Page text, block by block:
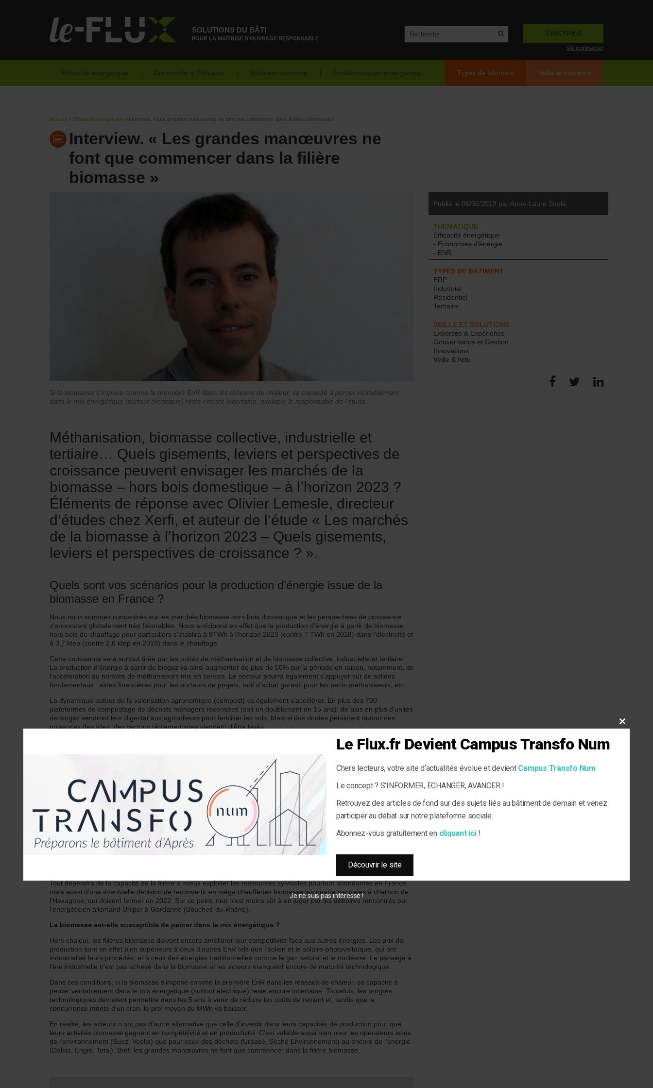
SOLUTIONS DU BÂTI
POUR LA MAÎTRISE D'OUVRAGE RESPONSABLE
S'ABONNER
se connecter
Efficacité énergétique Conformité & Polluants Bâtiment connecté Problématiques émergentes Types de bâtiment Veille et solutions
Accueil > Efficacité énergétique > Interview. « Les grandes manœuvres ne font que commencer dans la filière biomasse »
Interview. « Les grandes manœuvres ne
font que commencer dans la filière
biomasse »
Si la biomasse s’impose comme la première EnR dans les réseaux de chaleur, sa capacité à percer véritablement
dans le mix énergétique (surtout électrique) reste encore incertaine, explique le responsable de l'étude.
Méthanisation, biomasse collective, industrielle et
tertiaire… Quels gisements, leviers et perspectives de
croissance peuvent envisager les marchés de la
biomasse – hors bois domestique – à l’horizon 2023 ?
Éléments de réponse avec Olivier Lemesle, directeur
d’études chez Xerfi, et auteur de l’étude « Les marchés
de la biomasse à l’horizon 2023 – Quels gisements,
leviers et perspectives de croissance ? ».
Quels sont vos scénarios pour la production d’énergie issue de la
biomasse en France ?
Nous nous sommes concentrés sur les marchés biomasse hors bois domestique et les perspectives de croissance
s’annoncent globalement très favorables. Nous anticipons en effet que la production d’énergie à partir de biomasse
hors bois de chauffage pour particuliers s’établira à 9TWh à l’horizon 2023 (contre 7 TWh en 2018) dans l’électricité et
à 3,7 ktep (contre 2,6 ktep en 2018) dans le chauffage.
Cette croissance sera surtout tirée par les unités de méthanisation et de biomasse collective, industrielle et tertiaire.
La production d’énergie à partir de biogaz va ainsi augmenter de plus de 50% sur la période en raison, notamment, de
l’accélération du nombre de méthaniseurs mis en service. Le secteur pourra également s’appuyer sur de solides
fondamentaux : aides financières pour les porteurs de projets, tarif d’achat garanti pour les petits méthaniseurs, etc.
La dynamique autour de la valorisation agronomique (compost) va également s’accélérer. En plus des 700
plateformes de compostage de déchets ménagers recensées (soit un doublement en 15 ans), de plus en plus d’unités
de biogaz vendront leur digestat aux agriculteurs pour fertiliser les sols. Mais si des doutes persistent autour des
nuisances des sites, des verrous réglementaires viennent d’être levés.
La stratégie des pouvoirs publics s’oriente notamment vers un développement des procédés de méthanisation à la
ferme et des plateformes de compostage. Ce déploiement accéléré pose toutefois la question de l’approvisionnement.
La production de déchets ménagers et industriels tend en effet à diminuer tandis que la mobilisation des ressources
Dans ce contexte, comment sécuriser les approvisionnements ?
Des volumes restent à exploiter dans les effluents d’élevage et les résidus de culture. Mais affectés parfois par des
problèmes de pénuries ou de saisonnalité de certaines matières premières, les sites cherchent à sécuriser leurs
approvisionnements, entre autres en valorisant de nouveaux types de biomasse (plantes invasives, micro-algues,
sous-produits de la vigne…).
La mobilisation des biodéchets ménagers pour le compostage devrait également logiquement s’améliorer. Cette
nouvelle génération d’intrants restera cependant marginale à court terme et d’autres intrants complémentaires seront
Tout dépendra de la capacité de la filière à mieux exploiter les ressources sylvicoles pourtant abondantes en France
mais aussi d’une éventuelle décision de reconvertir en méga chaufferies biomasse les quatre centrales à charbon de
l’Hexagone, qui doivent fermer en 2022. Sur ce point, rien n’est moins sûr à en juger par les déboires rencontrés par
l’énergéticien allemand Uniper à Gardanne (Bouches-du-Rhône).
La biomasse est-elle susceptible de percer dans le mix énergétique ?
Hors chaleur, les filières biomasse doivent encore améliorer leur compétitivité face aux autres énergies. Les prix de
production sont en effet bien supérieurs à ceux d’autres EnR tels que l’éolien et le solaire-photovoltaïque, qui ont
industrialisé leurs procédés, et à ceux des énergies traditionnelles comme le gaz naturel et le nucléaire. Le passage à
l’ère industrielle n’est pas achevé dans la biomasse et les acteurs manquent encore de maturité technologique.
Dans ces conditions, si la biomasse s’impose comme la première EnR dans les réseaux de chaleur, sa capacité à
percer véritablement dans le mix énergétique (surtout électrique) reste encore incertaine. Toutefois, les progrès
technologiques devraient permettre dans les 5 ans à venir de réduire les coûts de revient et, tandis que la
concurrence monte d’un cran, le prix moyen du MWh va baisser.
En réalité, les acteurs n’ont pas d’autre alternative que celle d’investir dans leurs capacités de production pour que
leurs activités biomasse gagnent en compétitivité et en productivité. C’est valable aussi bien pour les opérateurs issus
de l’environnement (Suez, Veolia) que pour ceux des déchets (Urbasé, Séché Environnement) ou encore de l’énergie
(Dalkia, Engie, Total). Bref, les grandes manœuvres ne font que commencer dans la filière biomasse.
Publié le 06/02/2019 par Anne-Laure Soulé
THÉMATIQUE
Efficacité énergétique
- Economies d'énergie
- ENR
TYPES DE BÂTIMENT
ERP
Industriel
Résidentiel
Tertiaire
VEILLE ET SOLUTIONS
Expertise & Expérience
Gouvernance et Gestion
Innovations
Veille & Actu
CLOSE
Le Flux.fr Devient Campus Transfo Num
Chers lecteurs, votre site d’actualités évolue et devient Campus Transfo Num
Le concept ? S’INFORMER, ECHANGER, AVANCER !
Retrouvez des articles de fond sur des sujets liés au bâtiment de demain et venez
participer au débat sur notre plateforme sociale.
Abonnez-vous gratuitement en cliquant ici!
Découvrir le site
Je ne suis pas intéressé !